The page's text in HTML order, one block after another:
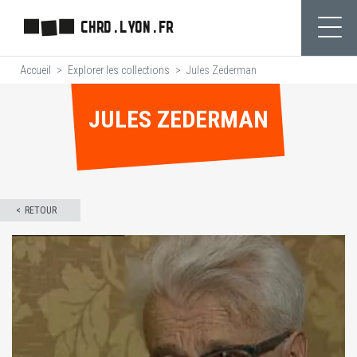
contenu
principal
CHRD.LYON.FR
Accueil Explorer les collections Jules Zederman
JULES ZEDERMAN
RETOUR